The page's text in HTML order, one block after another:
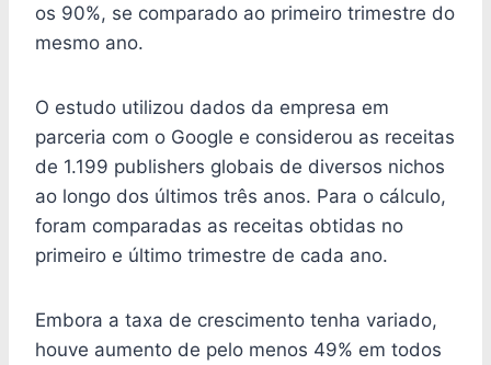
os 90%, se comparado ao primeiro trimestre do
mesmo ano.
O estudo utilizou dados da empresa em
parceria com o Google e considerou as receitas
de 1.199 publishers globais de diversos nichos
ao longo dos últimos três anos. Para o cálculo,
foram comparadas as receitas obtidas no
primeiro e último trimestre de cada ano.
Embora a taxa de crescimento tenha variado,
houve aumento de pelo menos 49% em todos